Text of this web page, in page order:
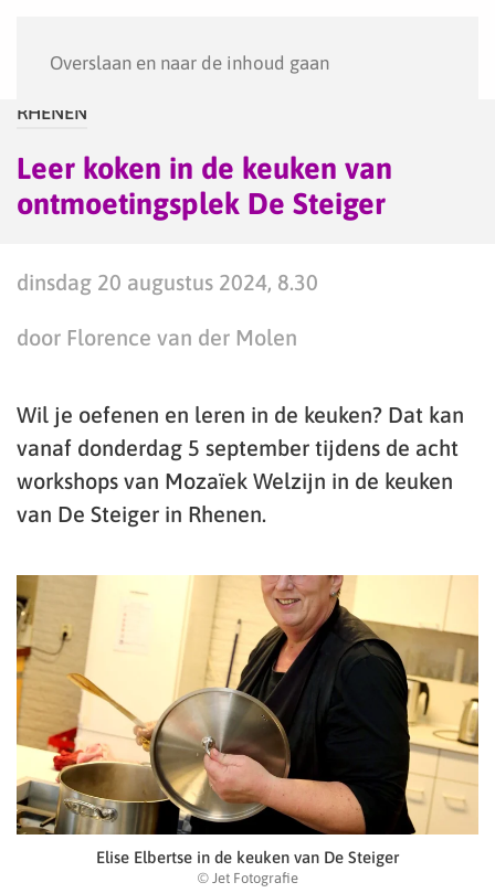
Overslaan en naar de inhoud gaan
RHENEN
Leer koken in de keuken van
ontmoetingsplek De Steiger
dinsdag 20 augustus 2024, 8.30
door Florence van der Molen
Wil je oefenen en leren in de keuken? Dat kan
vanaf donderdag 5 september tijdens de acht
workshops van Mozaïek Welzijn in de keuken
van De Steiger in Rhenen.
Elise Elbertse in de keuken van De Steiger
© Jet Fotografie